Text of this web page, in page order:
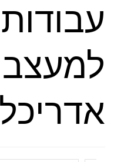
עבודות